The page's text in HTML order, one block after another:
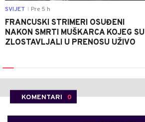
SVIJET Pre 5 h
FRANCUSKI STRIMERI OSUĐENI
NAKON SMRTI MUŠKARCA KOJEG SU
ZLOSTAVLJALI U PRENOSU UŽIVO
KOMENTARI 0